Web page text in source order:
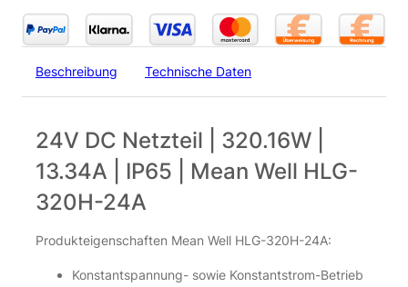
Beschreibung Technische Daten
24V DC Netzteil | 320.16W |
13.34A | IP65 | Mean Well HLG-
320H-24A
Produkteigenschaften Mean Well HLG-320H-24A:
Konstantspannung- sowie Konstantstrom-Betrieb